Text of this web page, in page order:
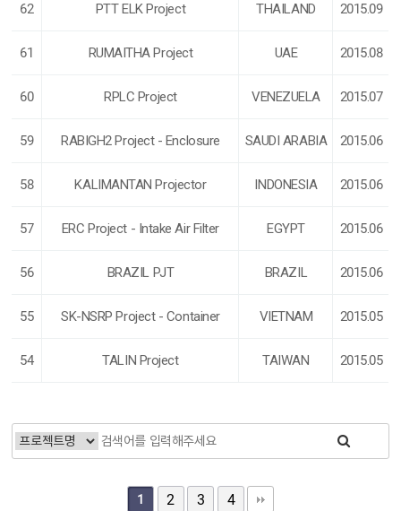
62 PTT ELK Project THAILAND 2015.09
61 RUMAITHA Project UAE 2015.08
60 RPLC Project VENEZUELA 2015.07
59 RABIGH2 Project - Enclosure SAUDI ARABIA 2015.06
58 KALIMANTAN Projector INDONESIA 2015.06
57 ERC Project - Intake Air Filter EGYPT 2015.06
56 BRAZIL PJT BRAZIL 2015.06
55 SK-NSRP Project - Container VIETNAM 2015.05
54 TALIN Project TAIWAN 2015.05
1 2 3 4